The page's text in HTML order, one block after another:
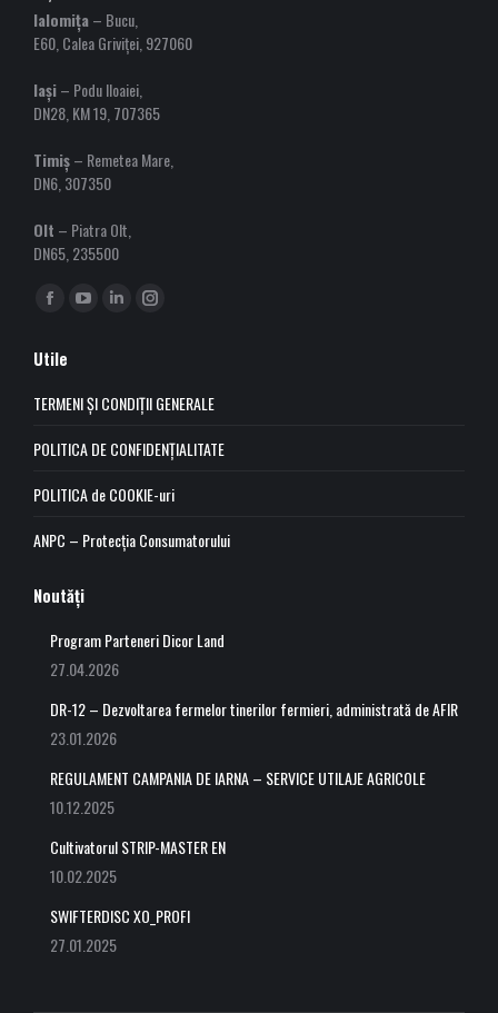
Ialomița– Bucu,
E60, Calea Griviței, 927060
Iași– Podu Iloaiei,
DN28, KM 19, 707365
Timiș– Remetea Mare,
DN6, 307350
Olt – Piatra Olt,
DN65, 235500
Find us on:
Facebook
opens
in
window
YouTube
in
window
Linkedin
in
window
Instagram
in
window
Utile
TERMENI ȘI CONDIȚII GENERALE
POLITICA DE CONFIDENȚIALITATE
POLITICA de COOKIE-uri
ANPC – Protecția Consumatorului
Noutăți
Program Parteneri Dicor Land
27.04.2026
DR-12 – Dezvoltarea fermelor tinerilor fermieri, administrată de AFIR
23.01.2026
REGULAMENT CAMPANIA DE IARNA – SERVICE UTILAJE AGRICOLE
10.12.2025
Cultivatorul STRIP-MASTER EN
10.02.2025
SWIFTERDISC XO_PROFI
27.01.2025